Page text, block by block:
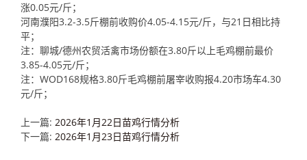
涨0.05元/斤；
河南濮阳3.2-3.5斤棚前收购价4.05-4.15元/斤，与21日相比持
平；
注：聊城/德州农贸活禽市场份额在3.80斤以上毛鸡棚前最价
3.85-4.05元/斤；
注：WOD168规格3.80斤毛鸡棚前屠宰收购报4.20市场车4.30
元/斤；
上一篇: 2026年1月22日苗鸡行情分析
下一篇: 2026年1月23日苗鸡行情分析